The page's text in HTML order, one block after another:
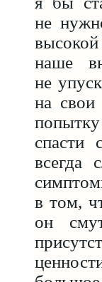
не
наше
не
на
спасти
всегда
в том,
он